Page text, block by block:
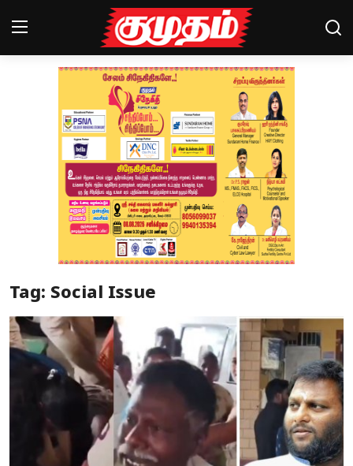
Magazines
Special Story
Business
Tamilnadu
Tag: Social Issue